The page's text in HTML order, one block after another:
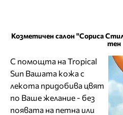
Козметичен салон "Сориса
тен
С помощта на Tropical
Sun Вашата кожа с
лекота придобива цвят
по Ваше желание - без
появата на петна или